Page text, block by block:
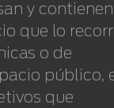
y
que lo
o de
público,
que